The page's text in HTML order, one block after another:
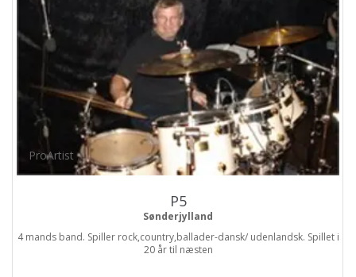
ProArtist
P5
Sønderjylland
4 mands band. Spiller rock,country,ballader-dansk/ udenlandsk. Spillet i
20 år til næsten